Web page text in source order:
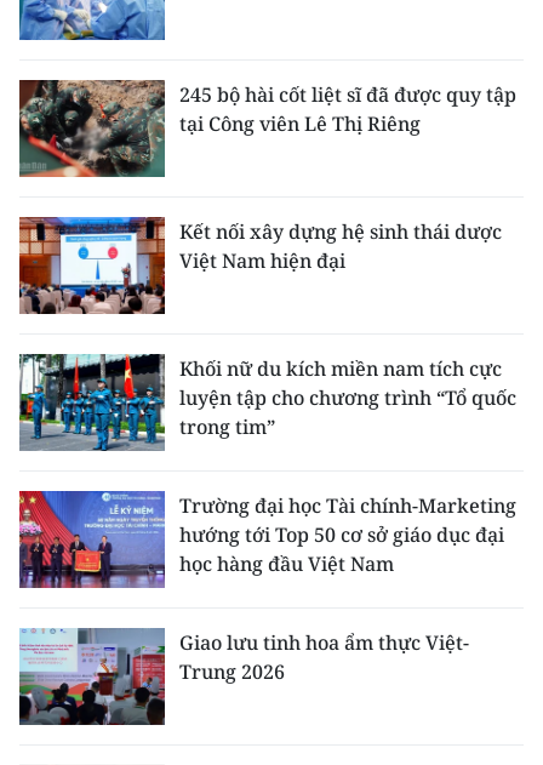
245 bộ hài cốt liệt sĩ đã được quy tập
tại Công viên Lê Thị Riêng
Kết nối xây dựng hệ sinh thái dược
Việt Nam hiện đại
Khối nữ du kích miền nam tích cực
luyện tập cho chương trình “Tổ quốc
trong tim”
Trường đại học Tài chính-Marketing
hướng tới Top 50 cơ sở giáo dục đại
học hàng đầu Việt Nam
Giao lưu tinh hoa ẩm thực Việt-
Trung 2026